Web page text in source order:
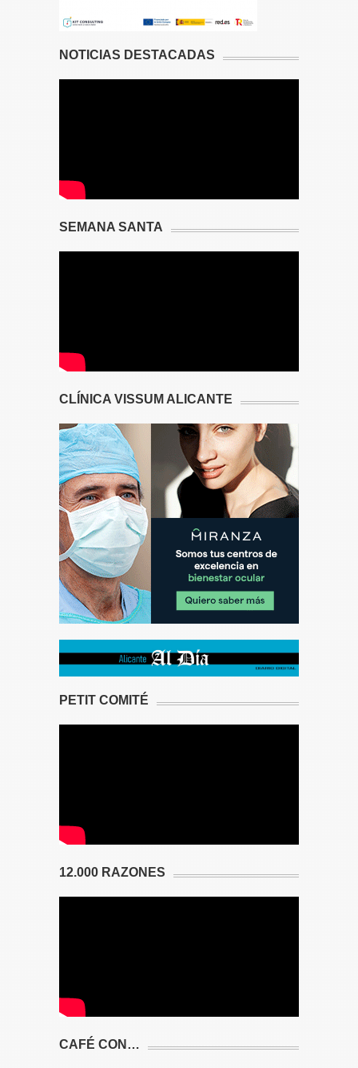
NOTICIAS DESTACADAS
SEMANA SANTA
CLÍNICA VISSUM ALICANTE
PETIT COMITÉ
12.000 RAZONES
CAFÉ CON…